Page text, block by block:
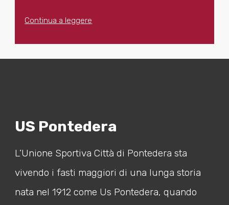
Continua a leggere
US Pontedera
L’Unione Sportiva Città di Pontedera sta
vivendo i fasti maggiori di una lunga storia
nata nel 1912 come Us Pontedera, quando